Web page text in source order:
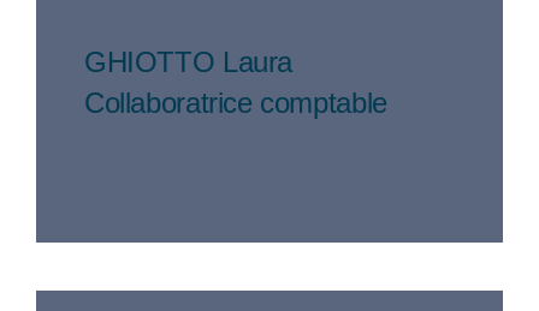
GHIOTTO Laura
Collaboratrice comptable